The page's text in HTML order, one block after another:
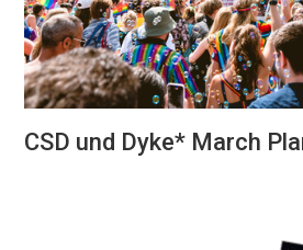
CSD und Dyke* March